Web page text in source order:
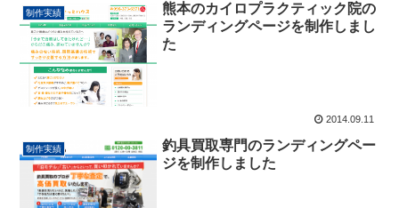
制作実績
熊本のカイロプラクティック院の
ランディングページを制作しまし
た
2014.09.11
制作実績
釣具買取専門のランディングペー
ジを制作しました